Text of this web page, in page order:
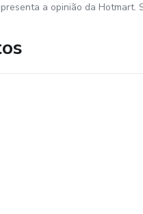
a opinião da Hotmart.